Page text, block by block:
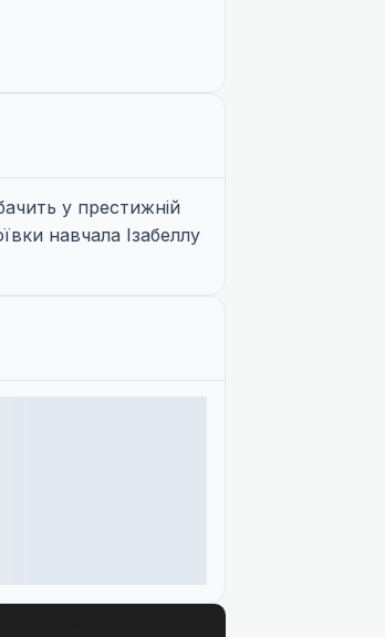
у престижній
навчала Ізабеллу